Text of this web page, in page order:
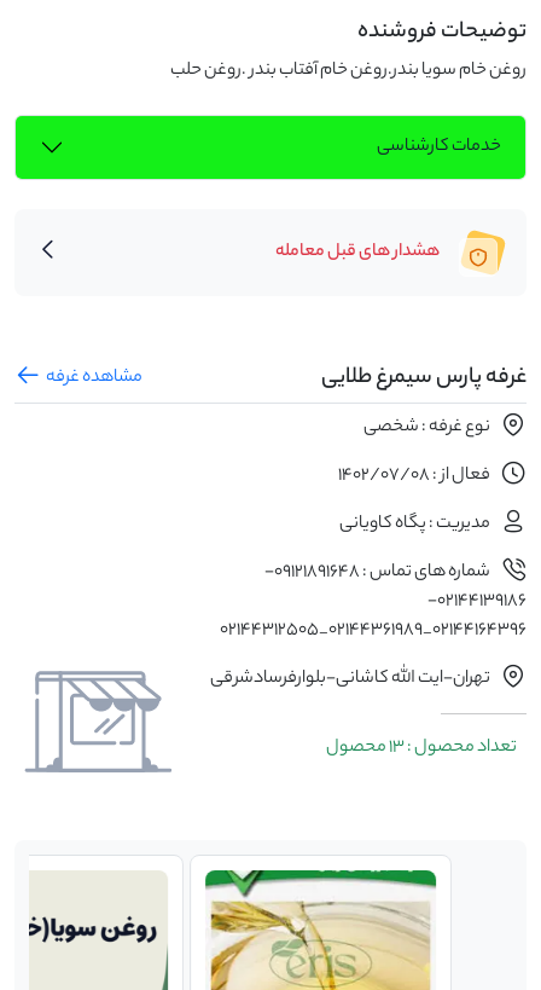
توضیحات فروشنده
روغن خام سویا بندر.روغن خام آفتاب بندر .روغن حلب
خدمات کارشناسی
هشدار های قبل معامله
غرفه پارس سیمرغ طلایی
مشاهده غرفه
نوع غرفه : شخصی
فعال از : 1402/07/08
مدیریت : پگاه کاویانی
شماره های تماس : 09121891648-
02144139186-
02144164396_02144361989_02144312505
تهران-ایت الله کاشانی-بلوارفرسادشرقی
تعداد محصول : 13 محصول